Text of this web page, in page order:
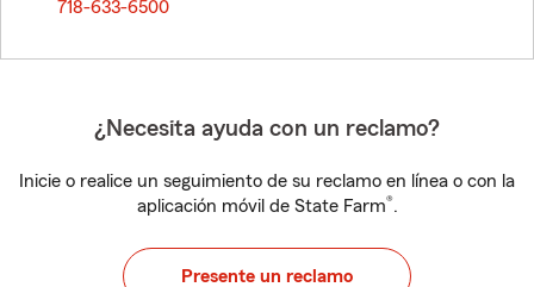
718-633-6500
¿Necesita ayuda con un reclamo?
Inicie o realice un seguimiento de su reclamo en línea o con la
aplicación móvil de State Farm®.
Presente un reclamo